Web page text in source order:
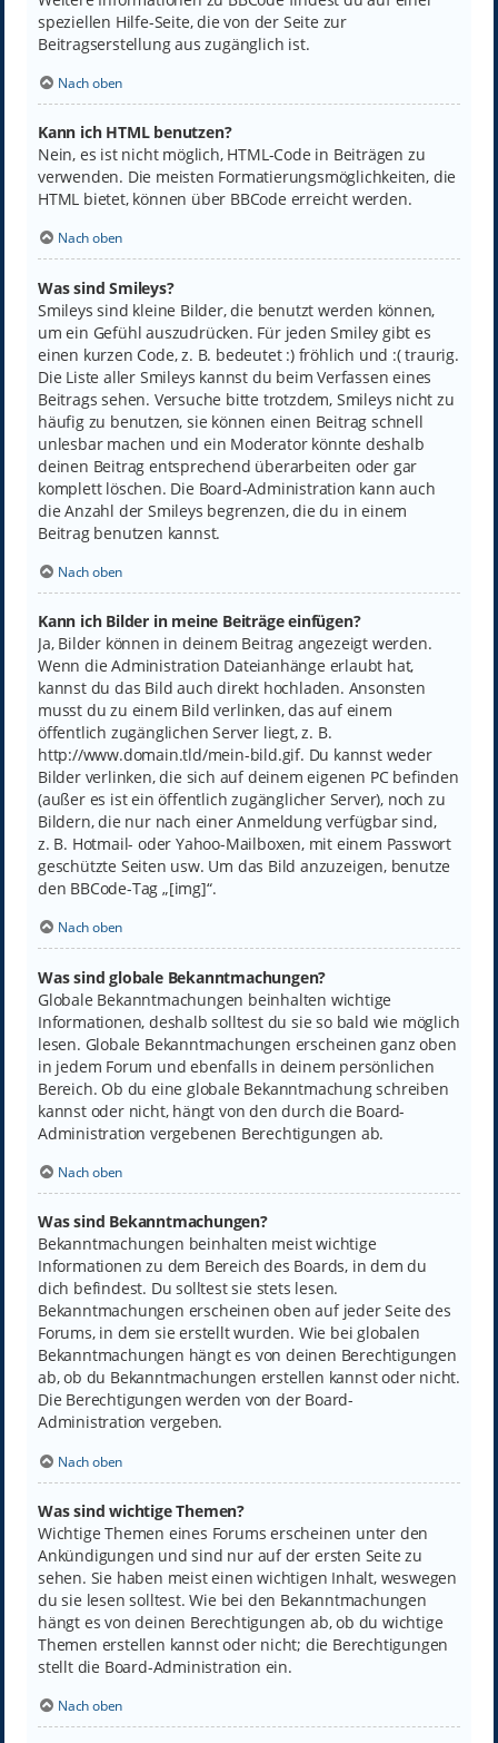
speziellen Hilfe-Seite, die von der Seite zur
Beitragserstellung aus zugänglich ist.
Nach oben
Kann ich HTML benutzen?
Nein, es ist nicht möglich, HTML-Code in Beiträgen zu
verwenden. Die meisten Formatierungsmöglichkeiten, die
HTML bietet, können über BBCode erreicht werden.
Nach oben
Was sind Smileys?
Smileys sind kleine Bilder, die benutzt werden können,
um ein Gefühl auszudrücken. Für jeden Smiley gibt es
einen kurzen Code, z. B. bedeutet :) fröhlich und :( traurig.
Die Liste aller Smileys kannst du beim Verfassen eines
Beitrags sehen. Versuche bitte trotzdem, Smileys nicht zu
häufig zu benutzen, sie können einen Beitrag schnell
unlesbar machen und ein Moderator könnte deshalb
deinen Beitrag entsprechend überarbeiten oder gar
komplett löschen. Die Board-Administration kann auch
die Anzahl der Smileys begrenzen, die du in einem
Beitrag benutzen kannst.
Nach oben
Kann ich Bilder in meine Beiträge einfügen?
Ja, Bilder können in deinem Beitrag angezeigt werden.
Wenn die Administration Dateianhänge erlaubt hat,
kannst du das Bild auch direkt hochladen. Ansonsten
musst du zu einem Bild verlinken, das auf einem
öffentlich zugänglichen Server liegt, z. B.
http://www.domain.tld/mein-bild.gif. Du kannst weder
Bilder verlinken, die sich auf deinem eigenen PC befinden
(außer es ist ein öffentlich zugänglicher Server), noch zu
Bildern, die nur nach einer Anmeldung verfügbar sind,
z. B. Hotmail- oder Yahoo-Mailboxen, mit einem Passwort
geschützte Seiten usw. Um das Bild anzuzeigen, benutze
den BBCode-Tag „[img]“.
Nach oben
Was sind globale Bekanntmachungen?
Globale Bekanntmachungen beinhalten wichtige
Informationen, deshalb solltest du sie so bald wie möglich
lesen. Globale Bekanntmachungen erscheinen ganz oben
in jedem Forum und ebenfalls in deinem persönlichen
Bereich. Ob du eine globale Bekanntmachung schreiben
kannst oder nicht, hängt von den durch die Board-
Administration vergebenen Berechtigungen ab.
Nach oben
Was sind Bekanntmachungen?
Bekanntmachungen beinhalten meist wichtige
Informationen zu dem Bereich des Boards, in dem du
dich befindest. Du solltest sie stets lesen.
Bekanntmachungen erscheinen oben auf jeder Seite des
Forums, in dem sie erstellt wurden. Wie bei globalen
Bekanntmachungen hängt es von deinen Berechtigungen
ab, ob du Bekanntmachungen erstellen kannst oder nicht.
Die Berechtigungen werden von der Board-
Administration vergeben.
Nach oben
Was sind wichtige Themen?
Wichtige Themen eines Forums erscheinen unter den
Ankündigungen und sind nur auf der ersten Seite zu
sehen. Sie haben meist einen wichtigen Inhalt, weswegen
du sie lesen solltest. Wie bei den Bekanntmachungen
hängt es von deinen Berechtigungen ab, ob du wichtige
Themen erstellen kannst oder nicht; die Berechtigungen
stellt die Board-Administration ein.
Nach oben